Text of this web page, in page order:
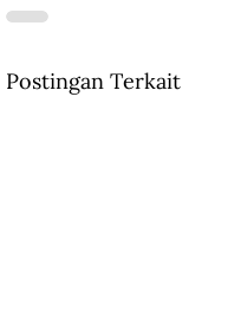
Postingan Terkait